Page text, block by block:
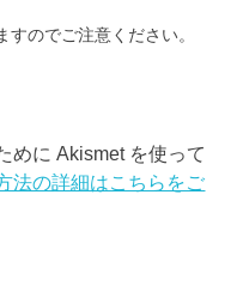
のでご注意ください。
めに Akismet を使って
法の詳細はこちらをご